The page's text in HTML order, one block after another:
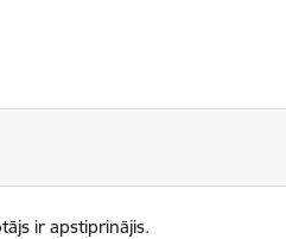
ir apstiprinājis.